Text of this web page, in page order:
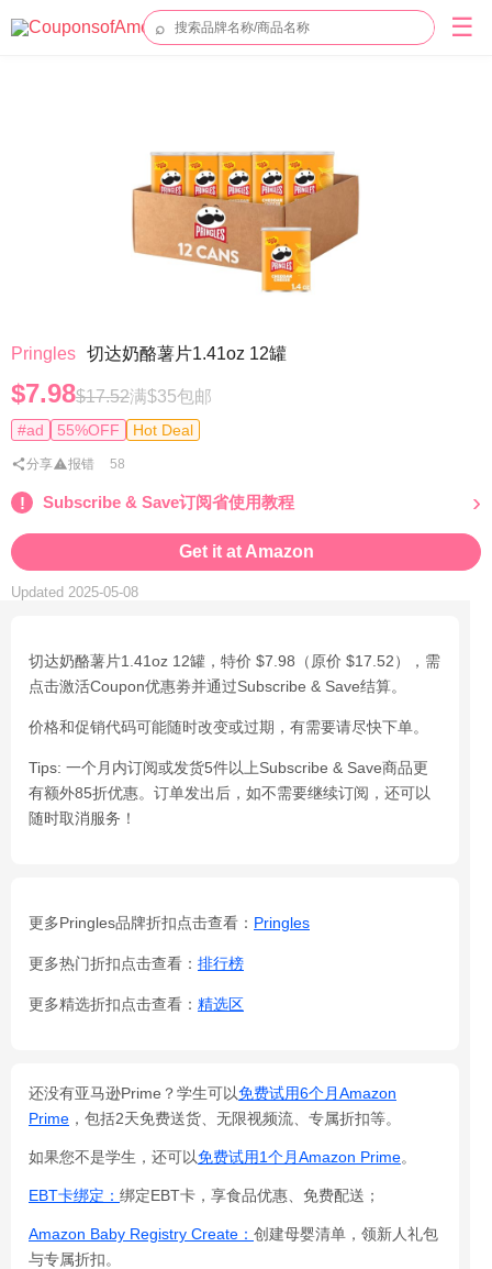
⌕ ☰
Pringles 切达奶酪薯片1.41oz 12罐
$7.98$17.52满$35包邮
#ad 55%OFF Hot Deal
分享 报错 58
Subscribe & Save订阅省使用教程
Get it at Amazon
Updated 2025-05-08
切达奶酪薯片1.41oz 12罐，特价 $7.98（原价 $17.52），需
点击激活Coupon优惠劵并通过Subscribe & Save结算。
价格和促销代码可能随时改变或过期，有需要请尽快下单。
Tips: 一个月内订阅或发货5件以上Subscribe & Save商品更
有额外85折优惠。订单发出后，如不需要继续订阅，还可以
随时取消服务！
更多Pringles品牌折扣点击查看： Pringles
更多热门折扣点击查看： 排行榜
更多精选折扣点击查看： 精选区
还没有亚马逊Prime？学生可以免费试用6个月Amazon
Prime ，包括2天免费送货、无限视频流、专属折扣等。
如果您不是学生，还可以免费试用1个月Amazon Prime。
EBT卡绑定： 绑定EBT卡，享食品优惠、免费配送；
Amazon Baby Registry Create： 创建母婴清单，领新人礼包
与专属折扣。